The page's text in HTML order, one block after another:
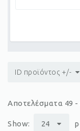
ID προϊόντος +/-
Αποτελέσματα 49 -
Show: 24